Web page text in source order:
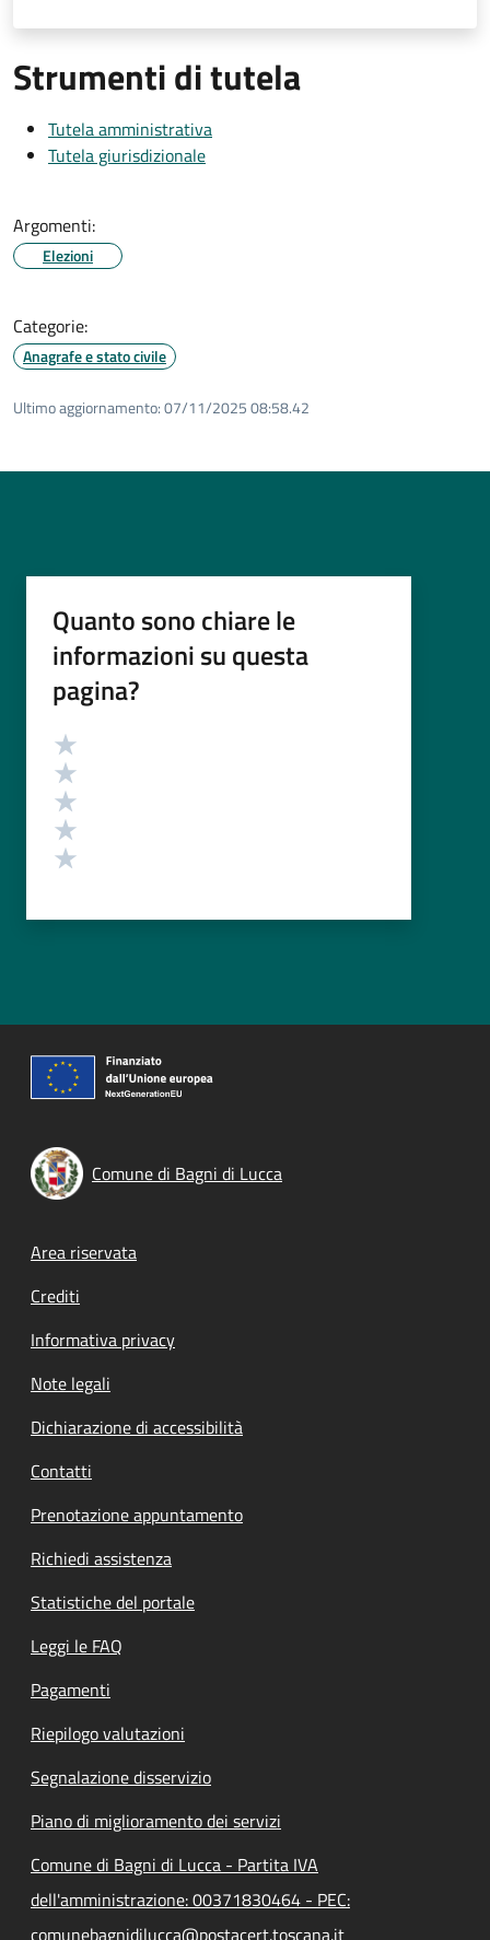
Strumenti di tutela
Tutela amministrativa
Tutela giurisdizionale
Argomenti:
Elezioni
Categorie:
Anagrafe e stato civile
Ultimo aggiornamento:07/11/2025 08:58.42
Quanto sono chiare le
informazioni su questa
pagina?
Valutazione
Comune di Bagni di Lucca
Footer menu
Area riservata
Crediti
Informativa privacy
Note legali
Dichiarazione di accessibilità
Contatti
Prenotazione appuntamento
Richiedi assistenza
Statistiche del portale
Leggi le FAQ
Pagamenti
Riepilogo valutazioni
Segnalazione disservizio
Piano di miglioramento dei servizi
Comune di Bagni di Lucca - Partita IVA
dell'amministrazione: 00371830464 - PEC:
comunebagnidilucca@postacert.toscana.it